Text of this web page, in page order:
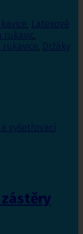
, Latexové
rukavic,
rukavice, Držáky
vyšetřovací